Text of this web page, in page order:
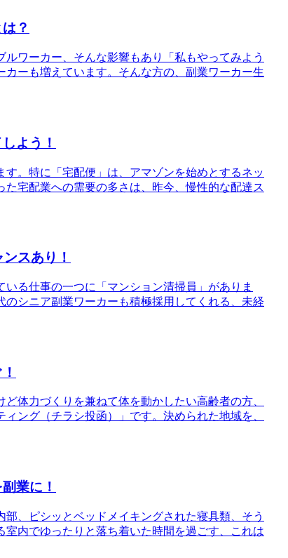
？
ワーカー、そんな影響もあり「私もやってみよう
ーも増えています。そんな方の、副業ワーカー生
よう！
。特に「宅配便」は、アマゾンを始めとするネッ
宅配業への需要の多さは、昨今、慢性的な配達ス
スあり！
る仕事の一つに「マンション清掃員」がありま
シニア副業ワーカーも積極採用してくれる、未経
体力づくりを兼ねて体を動かしたい高齢者の方、
ング（チラシ投函）」です。決められた地域を、
業に！
、ピシッとベッドメイキングされた寝具類、そう
内でゆったりと落ち着いた時間を過ごす、これは